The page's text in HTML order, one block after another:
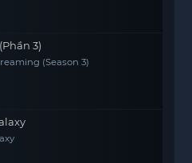
3)
(Season 3)